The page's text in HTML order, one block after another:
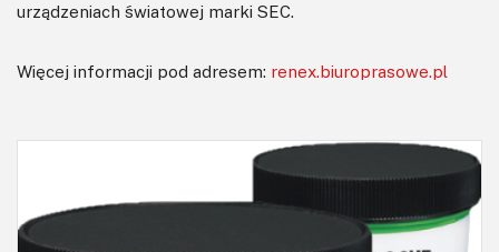
urządzeniach światowej marki SEC.
Więcej informacji pod adresem: renex.biuroprasowe.pl